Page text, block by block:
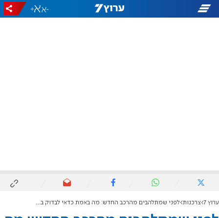
-
+
ערוץ 7 צרכנות לפני שמתלהבים מהרכב החדש: מה באמת כדאי לבדוק בעסקה משתלמת?